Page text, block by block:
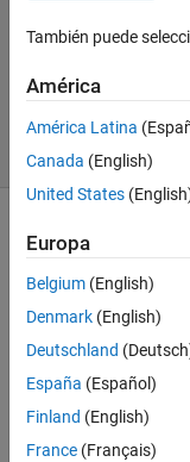
Erik
Luiten
2K
solvers
15 likes
the
volume
of a
with
radius l
and
También puede
América
América Latina
Canada (English)
United States
Europa
Belgium (English)
Denmark (English)
Deutschland
España (Español)
Finland (English)
France (Français)